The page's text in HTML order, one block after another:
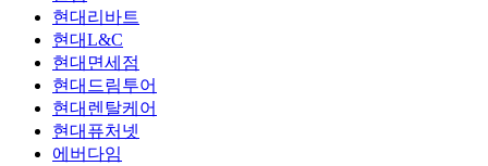
현대리바트
현대L&C
현대면세점
현대드림투어
현대렌탈케어
현대퓨처넷
에버다임